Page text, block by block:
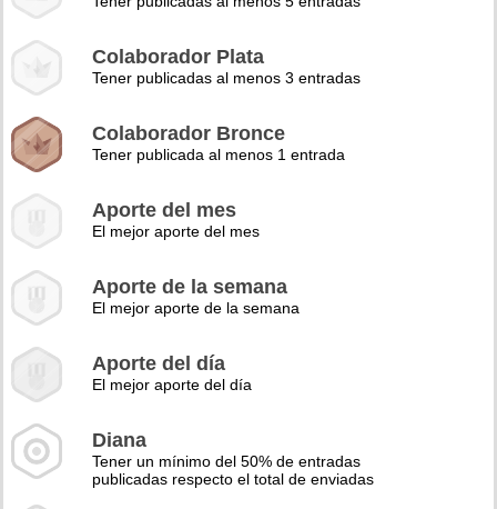
Colaborador Plata
Tener publicadas al menos 3 entradas
Colaborador Bronce
Tener publicada al menos 1 entrada
Aporte del mes
El mejor aporte del mes
Aporte de la semana
El mejor aporte de la semana
Aporte del día
El mejor aporte del día
Diana
Tener un mínimo del 50% de entradas
publicadas respecto el total de enviadas